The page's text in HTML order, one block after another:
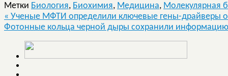
Метки Биология, Биохимия, Медицина, Молекулярная
« Ученые МФТИ определили ключевые гены-драйверы
Фотонные кольца черной дыры сохранили